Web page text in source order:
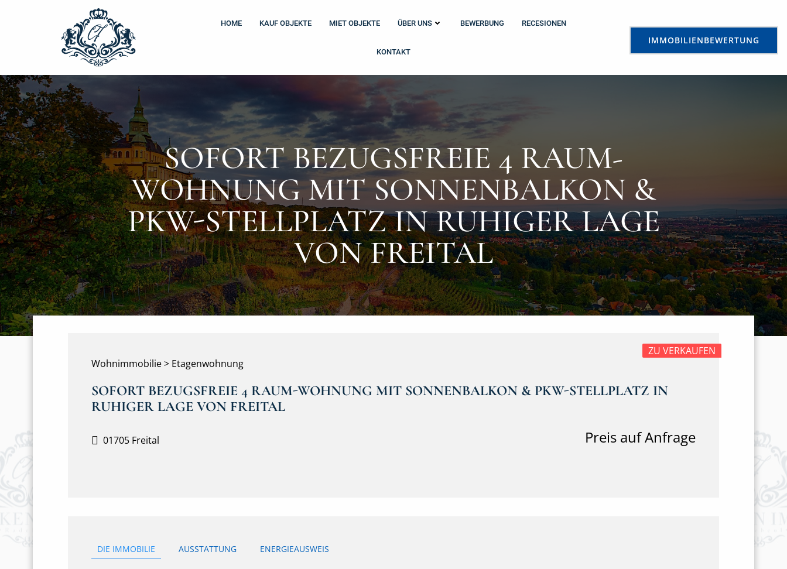
HOME KAUF OBJEKTE MIET OBJEKTE ÜBER UNS BEWERBUNG RECESIONEN
KONTAKT
IMMOBILIENBEWERTUNG
SOFORT BEZUGSFREIE 4 RAUM-
WOHNUNG MIT SONNENBALKON &
PKW-STELLPLATZ IN RUHIGER LAGE
VON FREITAL
Wohnimmobilie > Etagenwohnung
ZU VERKAUFEN
SOFORT BEZUGSFREIE 4 RAUM-WOHNUNG MIT SONNENBALKON & PKW-STELLPLATZ IN
RUHIGER LAGE VON FREITAL
01705 Freital Preis auf Anfrage
DIE IMMOBILIE AUSSTATTUNG ENERGIEAUSWEIS